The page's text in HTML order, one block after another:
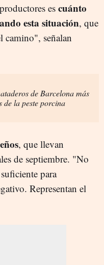
escuánto
esta situación, que
camino", señalan
de Barcelona más
de la peste porcina
, que llevan
de septiembre. "No
para
Representan el